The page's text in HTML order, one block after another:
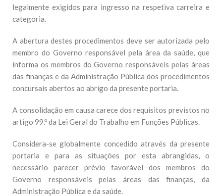
legalmente exigidos para ingresso na respetiva carreira e
categoria.
A abertura destes procedimentos deve ser autorizada pelo
membro do Governo responsável pela área da saúde, que
informa os membros do Governo responsáveis pelas áreas
das finanças e da Administração Pública dos procedimentos
concursais abertos ao abrigo da presente portaria.
A consolidação em causa carece dos requisitos previstos no
artigo 99.º da Lei Geral do Trabalho em Funções Públicas.
Considera-se globalmente concedido através da presente
portaria e para as situações por esta abrangidas, o
necessário parecer prévio favorável dos membros do
Governo responsáveis pelas áreas das finanças, da
Administração Pública e da saúde.